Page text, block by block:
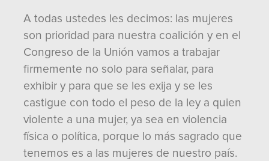
A todas ustedes les decimos: las mujeres
son prioridad para nuestra coalición y en el
Congreso de la Unión vamos a trabajar
firmemente no solo para señalar, para
exhibir y para que se les exija y se les
castigue con todo el peso de la ley a quien
violente a una mujer, ya sea en violencia
física o política, porque lo más sagrado que
tenemos es a las mujeres de nuestro país.